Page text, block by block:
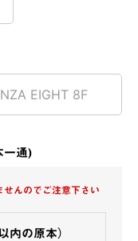
一通)
んのでご注意下さい
内の原本）